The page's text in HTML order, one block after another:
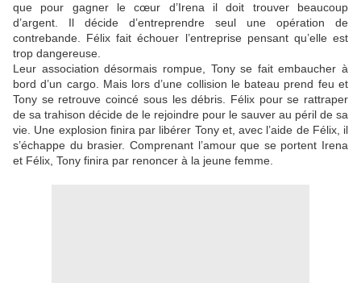
que pour gagner le cœur d’Irena il doit trouver beaucoup
d’argent. Il décide d’entreprendre seul une opération de
contrebande. Félix fait échouer l’entreprise pensant qu’elle est
trop dangereuse.
Leur association désormais rompue, Tony se fait embaucher à
bord d’un cargo. Mais lors d’une collision le bateau prend feu et
Tony se retrouve coincé sous les débris. Félix pour se rattraper
de sa trahison décide de le rejoindre pour le sauver au péril de sa
vie. Une explosion finira par libérer Tony et, avec l’aide de Félix, il
s’échappe du brasier. Comprenant l’amour que se portent Irena
et Félix, Tony finira par renoncer à la jeune femme.